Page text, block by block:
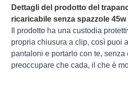
Dettagli del prodotto del
ricaricabile senza spazzole 45w
Il prodotto ha una custodia
propria chiusura a clip, così puoi
pantaloni e portarlo con te, senza
preoccupare che cada, il che è